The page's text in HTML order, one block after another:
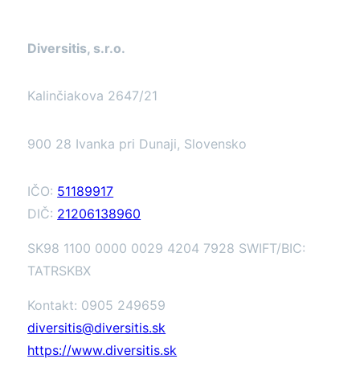
Diversitis, s.r.o.
Kalinčiakova 2647/21
900 28 Ivanka pri Dunaji, Slovensko
IČO: 51189917
DIČ: 21206138960
SK98 1100 0000 0029 4204 7928 SWIFT/BIC:
TATRSKBX
Kontakt: 0905 249659
diversitis@diversitis.sk
https://www.diversitis.sk